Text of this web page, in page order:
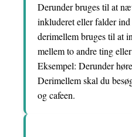
Derunder bruges til at
inkluderet eller falder
derimellem bruges til at
mellem to andre ting
Eksempel: Derunder
Derimellem skal du
og cafeen.